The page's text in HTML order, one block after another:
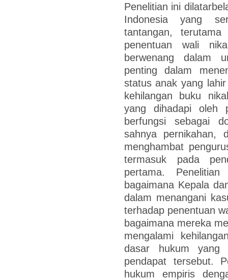
Penelitian ini
Indonesia yang
tantangan,
penentuan wali
berwenang dalam
penting dalam
status anak yang
kehilangan buku
yang dihadapi oleh
berfungsi sebagai
sahnya pernikahan,
menghambat
termasuk pada
pertama.
bagaimana Kepala
dalam menangani
terhadap penentuan
bagaimana mereka
mengalami
dasar hukum yang
pendapat tersebut.
hukum empiris